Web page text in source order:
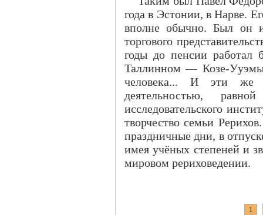
года в Эстонии, в Нарве.
вполне обычно. Был он
торгового
годы до пенсии работал
Таллинном — Козе-
человека... И эти же
деятельностью,
исследовательского
творчество семьи
праздничные дни, в
имея учёных степеней и
мировом рериховедении.
1